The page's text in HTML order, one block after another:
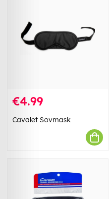
€4.99
Cavalet Sovmask